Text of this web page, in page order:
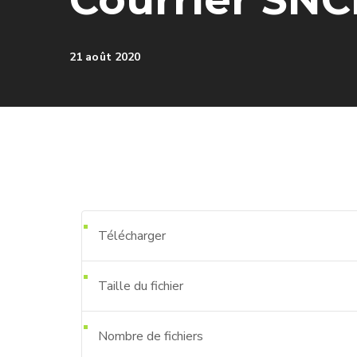
21 août 2020
Télécharger
Taille du fichier
Nombre de fichiers